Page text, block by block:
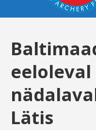
eeloleval
Lätis